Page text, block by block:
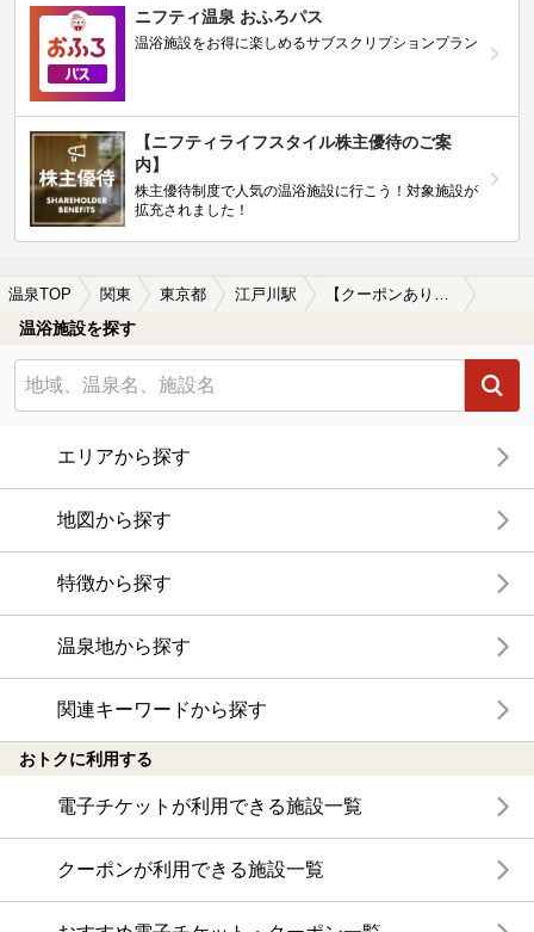
ニフティ温泉 おふろパス
温浴施設をお得に楽しめるサブスクリプションプラン
【ニフティライフスタイル株主優待のご案
内】
株主優待制度で人気の温浴施設に行こう！対象施設が
拡充されました！
温泉TOP 関東 東京都 江戸川駅 【クーポンあり】深夜営業している江戸川駅近くの温泉、日帰り温泉、スーパー銭湯おすすめ
温浴施設を探す
エリアから探す
地図から探す
特徴から探す
温泉地から探す
関連キーワードから探す
おトクに利用する
電子チケットが利用できる施設一覧
クーポンが利用できる施設一覧